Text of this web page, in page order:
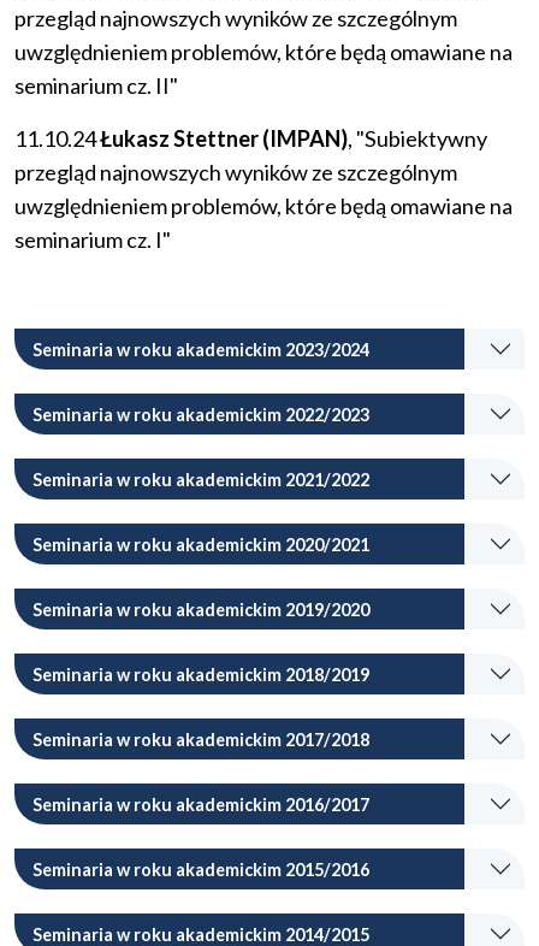
przegląd najnowszych wyników ze szczególnym
uwzględnieniem problemów, które będą omawiane na
seminarium cz. II"
11.10.24Łukasz Stettner (IMPAN), "Subiektywny
przegląd najnowszych wyników ze szczególnym
uwzględnieniem problemów, które będą omawiane na
seminarium cz. I"
Seminaria w roku akademickim 2023/2024
Seminaria w roku akademickim 2022/2023
Seminaria w roku akademickim 2021/2022
Seminaria w roku akademickim 2020/2021
Seminaria w roku akademickim 2019/2020
Seminaria w roku akademickim 2018/2019
Seminaria w roku akademickim 2017/2018
Seminaria w roku akademickim 2016/2017
Seminaria w roku akademickim 2015/2016
Seminaria w roku akademickim 2014/2015